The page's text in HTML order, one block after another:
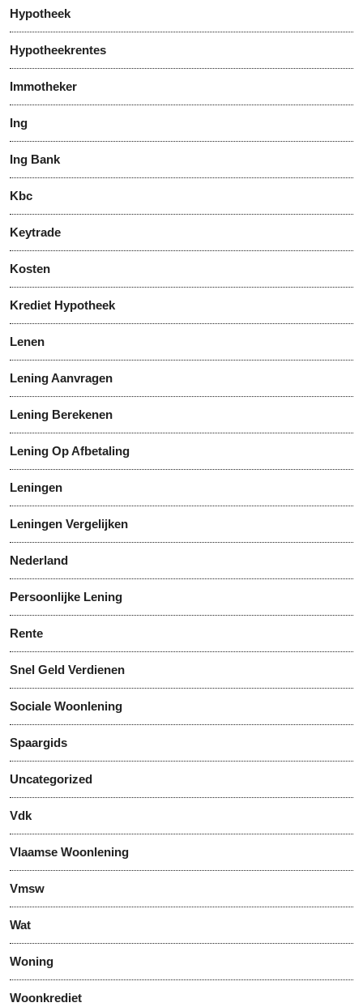
Hypotheek
Hypotheekrentes
Immotheker
Ing
Ing Bank
Kbc
Keytrade
Kosten
Krediet Hypotheek
Lenen
Lening Aanvragen
Lening Berekenen
Lening Op Afbetaling
Leningen
Leningen Vergelijken
Nederland
Persoonlijke Lening
Rente
Snel Geld Verdienen
Sociale Woonlening
Spaargids
Uncategorized
Vdk
Vlaamse Woonlening
Vmsw
Wat
Woning
Woonkrediet